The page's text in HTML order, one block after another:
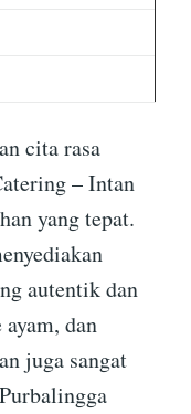
cita rasa
– Intan
yang tepat.
autentik dan
dan
juga sangat